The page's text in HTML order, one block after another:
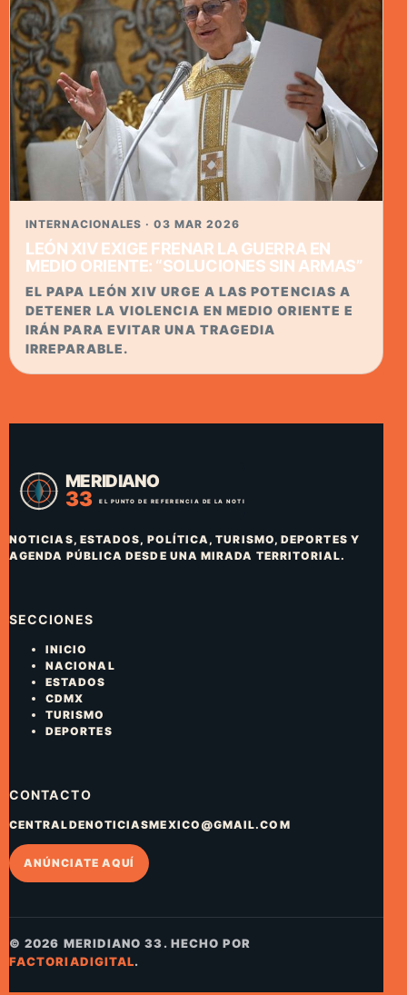
INTERNACIONALES · 03 MAR 2026
LEÓN XIV EXIGE FRENAR LA GUERRA EN
MEDIO ORIENTE: “SOLUCIONES SIN ARMAS”
EL PAPA LEÓN XIV URGE A LAS POTENCIAS A
DETENER LA VIOLENCIA EN MEDIO ORIENTE E
IRÁN PARA EVITAR UNA TRAGEDIA
IRREPARABLE.
NOTICIAS, ESTADOS, POLÍTICA, TURISMO, DEPORTES Y
AGENDA PÚBLICA DESDE UNA MIRADA TERRITORIAL.
SECCIONES
INICIO
NACIONAL
ESTADOS
CDMX
TURISMO
DEPORTES
CONTACTO
CENTRALDENOTICIASMEXICO@GMAIL.COM
ANÚNCIATE AQUÍ
© 2026 MERIDIANO 33. HECHO POR
FACTORIADIGITAL.